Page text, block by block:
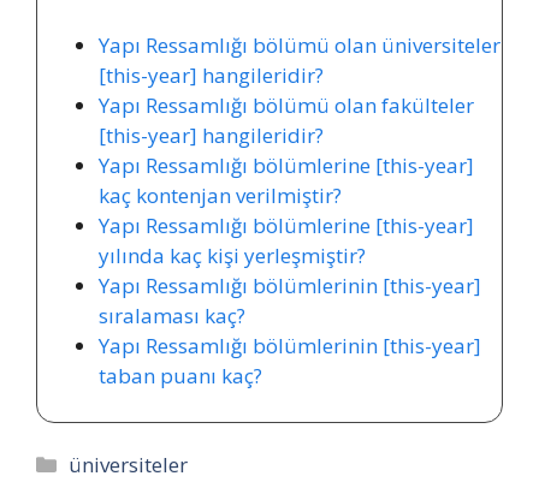
Yapı Ressamlığı bölümü olan üniversiteler
[this-year] hangileridir?
Yapı Ressamlığı bölümü olan fakülteler
[this-year] hangileridir?
Yapı Ressamlığı bölümlerine [this-year]
kaç kontenjan verilmiştir?
Yapı Ressamlığı bölümlerine [this-year]
yılında kaç kişi yerleşmiştir?
Yapı Ressamlığı bölümlerinin [this-year]
sıralaması kaç?
Yapı Ressamlığı bölümlerinin [this-year]
taban puanı kaç?
Kategoriler
üniversiteler